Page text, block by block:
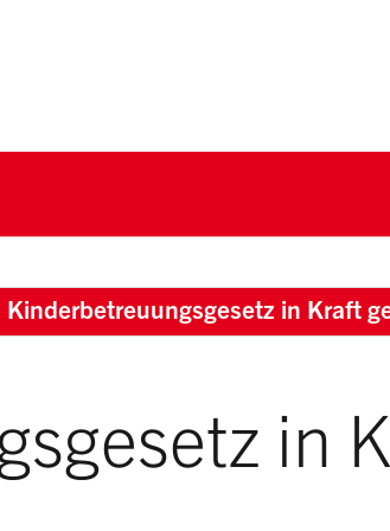
Kinderbetreuungsgesetz in Kraft
in